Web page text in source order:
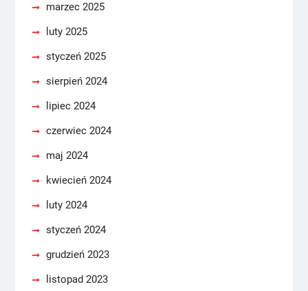
marzec 2025
luty 2025
styczeń 2025
sierpień 2024
lipiec 2024
czerwiec 2024
maj 2024
kwiecień 2024
luty 2024
styczeń 2024
grudzień 2023
listopad 2023